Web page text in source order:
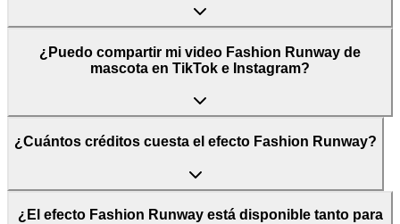
¿Puedo compartir mi video Fashion Runway de
mascota en TikTok e Instagram?
¿Cuántos créditos cuesta el efecto Fashion Runway?
¿El efecto Fashion Runway está disponible tanto para